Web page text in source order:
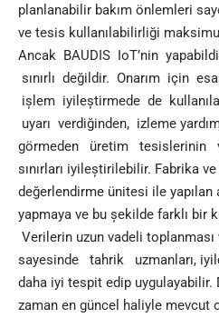
planlanabilir bakım önlemleri
ve tesis kullanılabilirliği
Ancak BAUDIS IoT’nin
sınırlı değildir. Onarım için
ișlem iyileștirmede de
uyarı verdiğinden, izleme
görmeden üretim tesislerinin
sınırları iyileștirilebilir. Fabrika
değerlendirme ünitesi ile yapılan
yapmaya ve bu șekilde farklı bir
Verilerin uzun vadeli
sayesinde tahrik uzmanları,
daha iyi tespit edip
zaman en güncel haliyle